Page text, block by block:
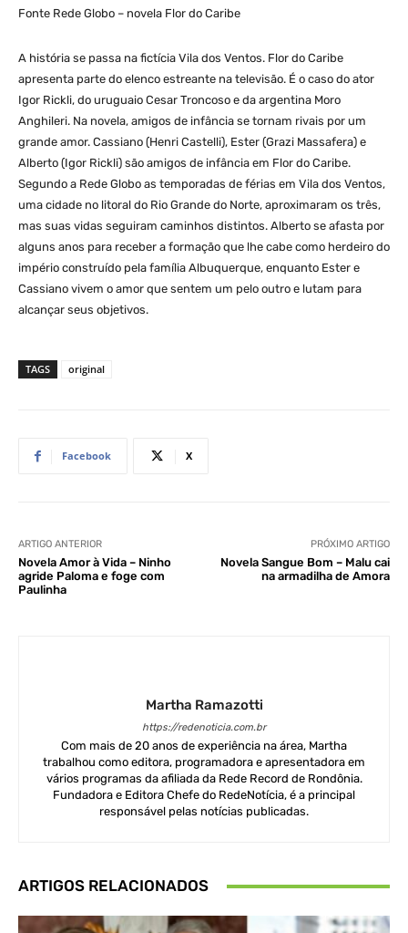
Fonte Rede Globo – novela Flor do Caribe
A história se passa na fictícia Vila dos Ventos. Flor do Caribe
apresenta parte do elenco estreante na televisão. É o caso do ator
Igor Rickli, do uruguaio Cesar Troncoso e da argentina Moro
Anghileri. Na novela, amigos de infância se tornam rivais por um
grande amor. Cassiano (Henri Castelli), Ester (Grazi Massafera) e
Alberto (Igor Rickli) são amigos de infância em Flor do Caribe.
Segundo a Rede Globo as temporadas de férias em Vila dos Ventos,
uma cidade no litoral do Rio Grande do Norte, aproximaram os três,
mas suas vidas seguiram caminhos distintos. Alberto se afasta por
alguns anos para receber a formação que lhe cabe como herdeiro do
império construído pela família Albuquerque, enquanto Ester e
Cassiano vivem o amor que sentem um pelo outro e lutam para
alcançar seus objetivos.
TAGS original
Facebook X
ARTIGO ANTERIOR
Novela Amor à Vida – Ninho
agride Paloma e foge com
Paulinha
PRÓXIMO ARTIGO
Novela Sangue Bom – Malu cai
na armadilha de Amora
Martha Ramazotti
https://redenoticia.com.br
Com mais de 20 anos de experiência na área, Martha
trabalhou como editora, programadora e apresentadora em
vários programas da afiliada da Rede Record de Rondônia.
Fundadora e Editora Chefe do RedeNotícia, é a principal
responsável pelas notícias publicadas.
ARTIGOS RELACIONADOS